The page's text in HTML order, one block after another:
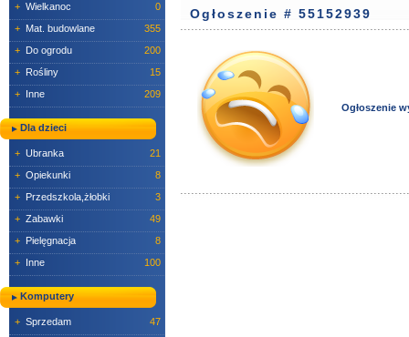
+ Wielkanoc
0
+ Mat. budowlane
355
+ Do ogrodu
200
+ Rośliny
15
+ Inne 209
Dla dzieci
+ Ubranka
21
+ Opiekunki
8
+ Przedszkola,żłobki
3
+ Zabawki
49
+ Pielęgnacja
8
+ Inne 100
Komputery
+ Sprzedam
47
Ogłoszenie # 55152939
Ogłoszenie